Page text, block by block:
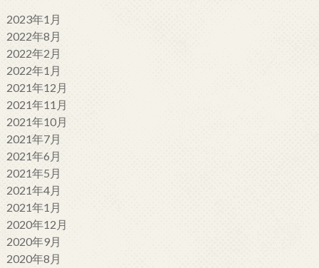
2023年1月
2022年8月
2022年2月
2022年1月
2021年12月
2021年11月
2021年10月
2021年7月
2021年6月
2021年5月
2021年4月
2021年1月
2020年12月
2020年9月
2020年8月